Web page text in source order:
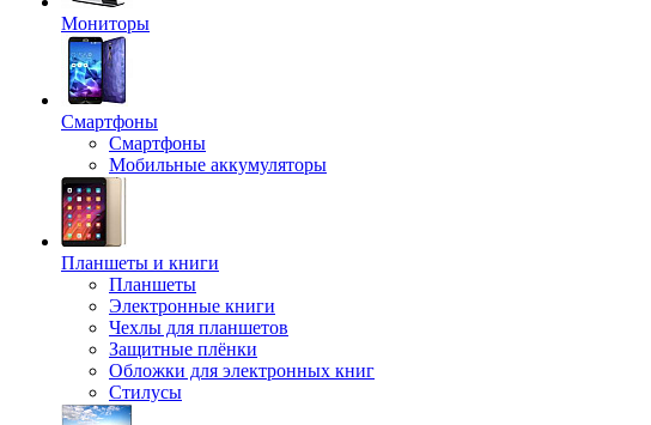
Мониторы
Смартфоны
Смартфоны
Мобильные аккумуляторы
Планшеты и книги
Планшеты
Электронные книги
Чехлы для планшетов
Защитные плёнки
Обложки для электронных книг
Стилусы